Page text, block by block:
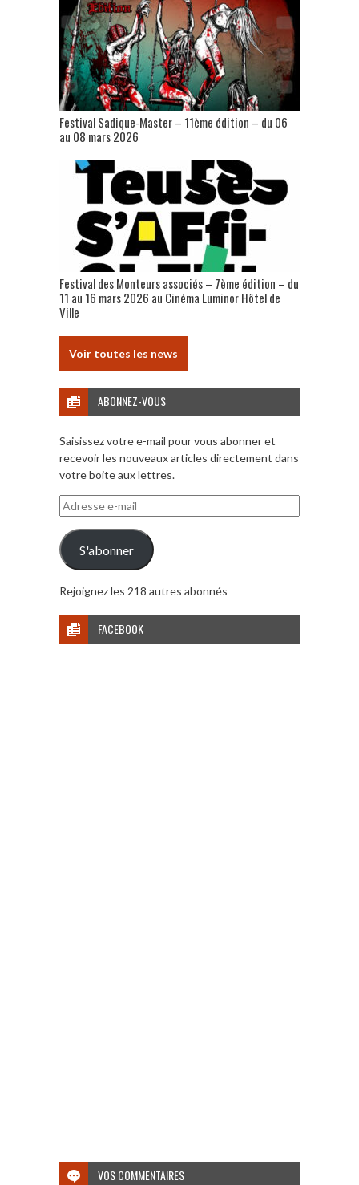
Festival Sadique-Master – 11ème édition – du 06
au 08 mars 2026
Festival des Monteurs associés – 7ème édition – du
11 au 16 mars 2026 au Cinéma Luminor Hôtel de
Ville
Voir toutes les news
ABONNEZ-VOUS
Saisissez votre e-mail pour vous abonner et
recevoir les nouveaux articles directement dans
votre boite aux lettres.
Adresse
e-
mail
S'abonner
Rejoignez les 218 autres abonnés
FACEBOOK
VOS COMMENTAIRES